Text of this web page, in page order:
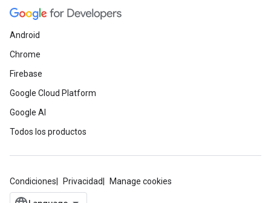
Android
Chrome
Firebase
Google Cloud Platform
Google AI
Todos los productos
Condiciones Privacidad Manage cookies